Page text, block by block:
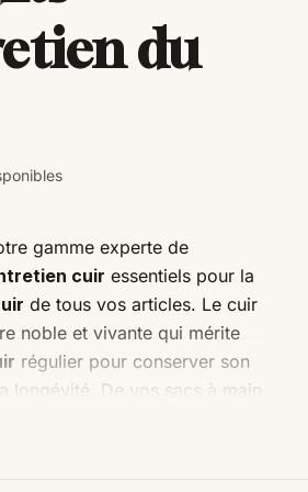
du
gamme experte de
cuir essentiels pour la
de tous vos articles. Le cuir
noble et vivante qui mérite
régulier pour conserver son
longévité. De vos sacs à main
nos formules ont été
et protéger